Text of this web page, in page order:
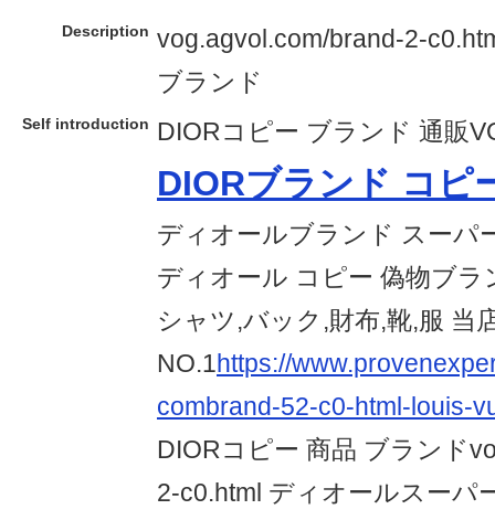
Description vog.agvol.com/brand-2-
ブランド
Self introduction DIORコピー ブランド 通販
DIORブランド コピ
ディオールブランド スーパ
ディオール コピー 偽物ブラ
シャツ,バック,財布,靴,服 当
NO.1https://
combrand-52-c0-html-louis-
DIORコピー 商品 ブランド
2-c0.html ディオールスーパ